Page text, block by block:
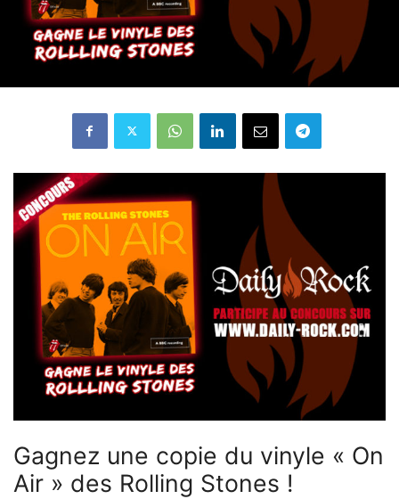
Gagnez une copie du vinyle « On
Air » des Rolling Stones !